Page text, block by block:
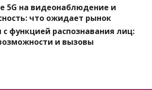
5G на видеонаблюдение и
что ожидает рынок
функцией распознавания лиц:
и вызовы